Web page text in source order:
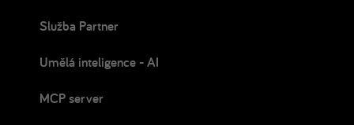
Služba Partner
Umělá inteligence - AI
MCP server